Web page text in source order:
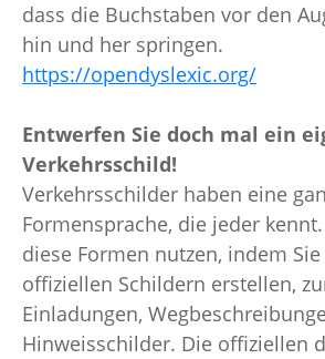
dass die Buchstaben vor den
hin und her springen.
https://opendyslexic.org/
Entwerfen Sie doch mal ein
Verkehrsschild!
Verkehrsschilder haben eine
Formensprache, die jeder
diese Formen nutzen, indem
offiziellen Schildern erstellen,
Einladungen,
Hinweisschilder. Die offiziellen